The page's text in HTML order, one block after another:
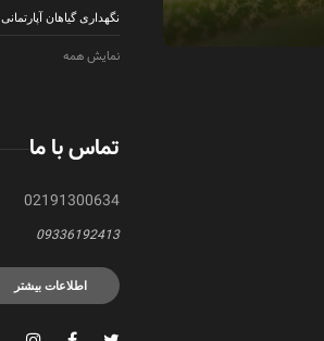
نگهداری گیاهان آپارتمانی
نمایش همه
تماس با ما
02191300634
09336192413
اطلاعات بیشتر